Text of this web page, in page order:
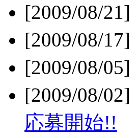
[2009/08/21]
[2009/08/17]
[2009/08/05]
[2009/08/02]
応募開始!!